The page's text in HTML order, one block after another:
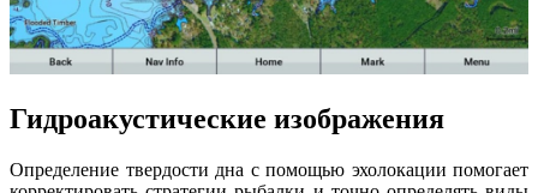
Гидроакустические изображения
Определение твердости дна с помощью эхолокации помогает